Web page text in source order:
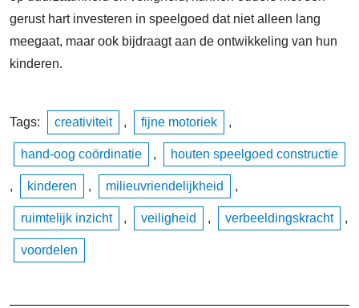
gerust hart investeren in speelgoed dat niet alleen lang
meegaat, maar ook bijdraagt aan de ontwikkeling van hun
kinderen.
Tags: creativiteit , fijne motoriek ,
hand-oog coördinatie , houten speelgoed constructie
, kinderen , milieuvriendelijkheid ,
ruimtelijk inzicht , veiligheid , verbeeldingskracht ,
voordelen